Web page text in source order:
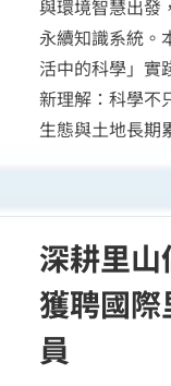
與環境智慧出發
永續知識系統。
活中的科學」實
新理解：科學不
生態與土地長期
深耕里
獲聘國
員